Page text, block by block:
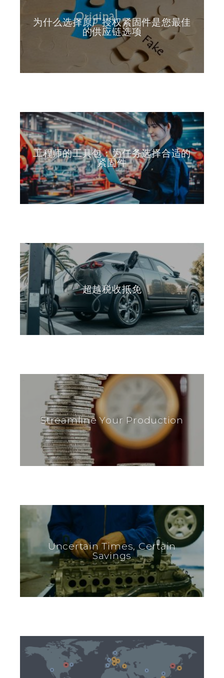
为什么选择原厂授权紧固件是您最佳
的供应链选项
工程师的工具包：为任务选择合适的
紧固件
超越税收抵免
Streamline Your Production
Uncertain Times, Certain
Savings